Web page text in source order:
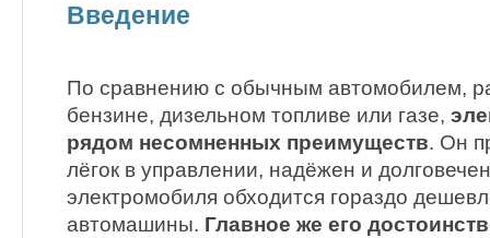
Введение
По сравнению с обычным автомобилем,
бензине, дизельном топливе или газе,
рядом несомненных преимуществ. Он
лёгок в управлении, надёжен и
электромобиля обходится гораздо
автомашины. Главное же его